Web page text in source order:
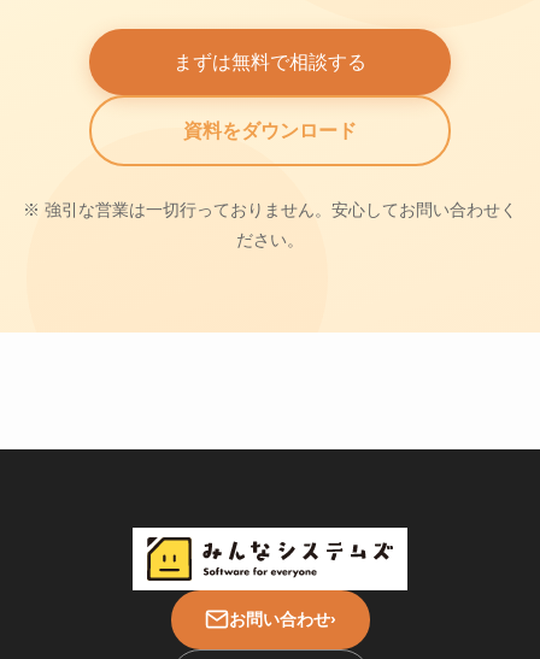
まずは無料で相談する
資料をダウンロード
※ 強引な営業は一切行っておりません。安心してお問い合わせく
ださい。
お問い合わせ›